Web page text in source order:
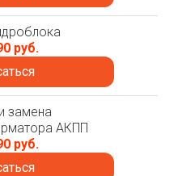
руб.
замена
АКПП
руб.